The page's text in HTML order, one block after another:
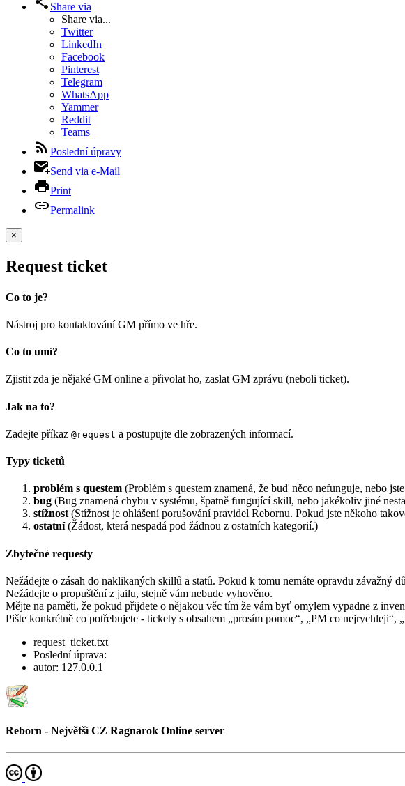
Share via
Share via...
Twitter
LinkedIn
Facebook
Pinterest
Telegram
WhatsApp
Yammer
Reddit
Teams
Poslední úpravy
Send via e-Mail
Print
Permalink
×
Request ticket
Co to je?
Nástroj pro kontaktování GM přímo ve hře.
Co to umí?
Zjistit zda je nějaké GM online a přivolat ho, zaslat GM zprávu (neboli ticket).
Jak na to?
Zadejte příkaz @request a postupujte dle zobrazených informací.
Typy ticketů
problém s questem (Problém s questem znamená, že buď něco nefunguje, nebo
bug (Bug znamená chybu v systému, špatně fungující skill, nebo jakékoliv jiné
stížnost (Stížnost je ohlášení porušování pravidel Rebornu. Pokud jste někoho
ostatní(Žádost, která nespadá pod žádnou z ostatních kategorií.)
Zbytečné requesty
Nežádejte o zásah do naklikaných skillů a statů. Pokud k tomu nemáte opravdu závažný
Nežádejte o propuštění z jailu, stejně vám nebude vyhověno.
Mějte na paměti, že pokud přijdete o nějakou věc tím že vám byť omylem vypadne z
Pište konkrétně co potřebujete - tickety s obsahem „prosím pomoc“, „PM co nejrychleji“,
request_ticket.txt
Poslední úprava:
autor: 127.0.0.1
Reborn - Největší CZ Ragnarok Online server